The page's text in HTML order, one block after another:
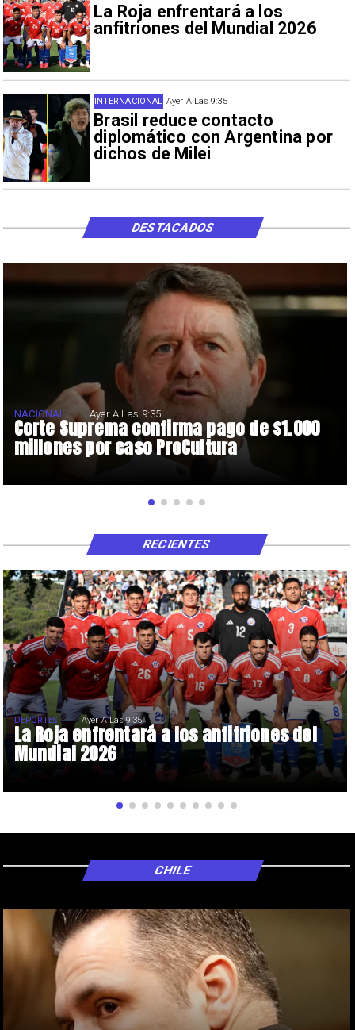
La Roja enfrentará a los
anfitriones del Mundial 2026
Ayer A Las 9:35
Brasil reduce contacto
diplomático con Argentina por
dichos de Milei
INTERNACIONAL
Corte Suprema confirma pago de $1.000
millones por caso ProCultura
NACIONAL Ayer A Las 9:35
DESTACADOS
La Roja enfrentará a los anfitriones del
Mundial 2026
DEPORTES Ayer A Las 9:35
RECIENTES
CHILE